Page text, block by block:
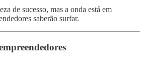
de sucesso, mas a onda está em
saberão surfar.